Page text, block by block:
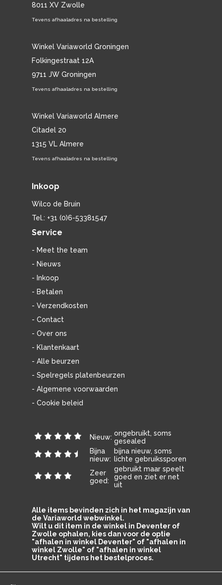
8011 XV Zwolle
Tevens afhaaladres na bestelling
Winkel Variaworld Groningen
Folkingestraat 12A
9711 JW Groningen
Tevens afhaaladres na bestelling
Winkel Variaworld Almere
Citadel 20
1315 VL Almere
Tevens afhaaladres na bestelling
Inkoop
Wilco de Bruin
Tel.: +31 (0)6-53381547
Service
- Meet the team
- Nieuws
- Inkoop
- Betalen
- Verzendkosten
- Contact
- Over ons
- Klantenkaart
- Alle beurzen
- Spelregels platenbeurzen
- Algemene voorwaarden
- Cookie beleid
Nieuw: ongebruikt, soms
gesealed
Bijna
nieuw:
bijna nieuw, soms
lichte gebruikssporen
Zeer
goed:
gebruikt maar speelt
goed en ziet er net
uit
Alle items bevinden zich in het magazijn van
de Variaworld webwinkel.
Wilt u dit item in de winkel in Deventer of
Zwolle ophalen, kies dan voor de optie
"afhalen in winkel Deventer" of "afhalen in
winkel Zwolle" of "afhalen in winkel
Utrecht" tijdens het bestelproces.